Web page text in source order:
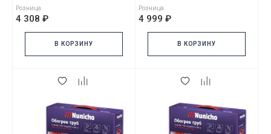
Розница
4 308 ₽
В КОРЗИНУ
Розница
4 999 ₽
В КОРЗИНУ